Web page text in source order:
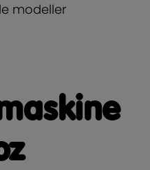
modeller